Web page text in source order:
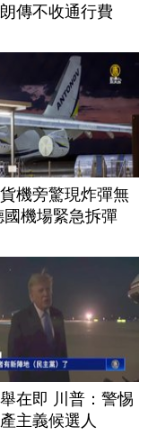
傳不收通行費
機旁驚現炸彈無
國機場緊急拆彈
在即 川普：警惕
主義候選人